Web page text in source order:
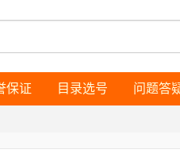
保证
保证
目录选号
目录选号
问题答
问题答